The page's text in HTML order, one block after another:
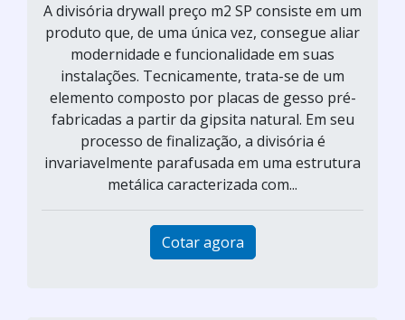
A divisória drywall preço m2 SP consiste em um
produto que, de uma única vez, consegue aliar
modernidade e funcionalidade em suas
instalações. Tecnicamente, trata-se de um
elemento composto por placas de gesso pré-
fabricadas a partir da gipsita natural. Em seu
processo de finalização, a divisória é
invariavelmente parafusada em uma estrutura
metálica caracterizada com...
Cotar agora